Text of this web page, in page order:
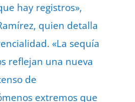
hay registros»,
quien detalla
«La sequía
reflejan una nueva
de
extremos que